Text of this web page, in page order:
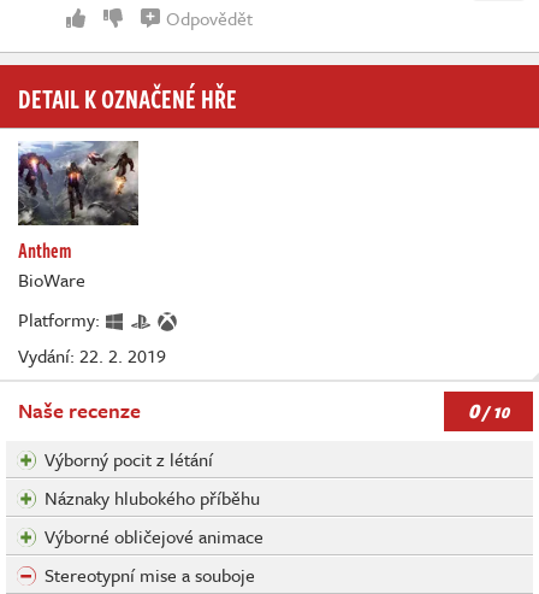
Odpovědět
DETAIL K OZNAČENÉ HŘE
Anthem
BioWare
Platformy:
Vydání: 22. 2. 2019
Naše recenze 0/ 10
Výborný pocit z létání
Náznaky hlubokého příběhu
Výborné obličejové animace
Stereotypní mise a souboje